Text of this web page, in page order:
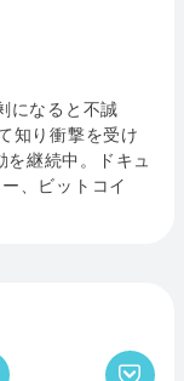
になると不誠
知り衝撃を受け
を継続中。ドキュ
、ビットコイ